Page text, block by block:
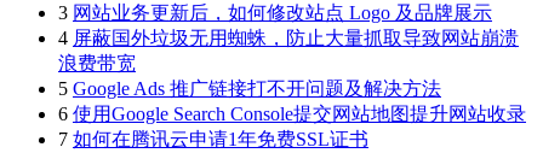
3 网站业务更新后，如何修改站点 Logo 及品牌展示
4 屏蔽国外垃圾无用蜘蛛，防止大量抓取导致网站崩溃
浪费带宽
5 Google Ads 推广链接打不开问题及解决方法
6 使用Google Search Console提交网站地图提升网站收录
7 如何在腾讯云申请1年免费SSL证书